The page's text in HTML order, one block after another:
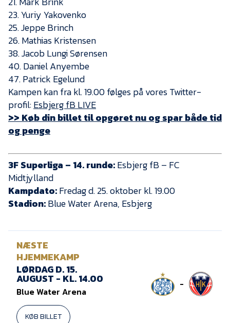
23. Yuriy Yakovenko
25. Jeppe Brinch
26. Mathias Kristensen
38. Jacob Lungi Sørensen
40. Daniel Anyembe
47. Patrick Egelund
Kampen kan fra kl. 19.00 følges på vores Twitter-
profil:Esbjerg fB LIVE
>> Køb din billet til opgøret nu og spar både tid
og penge
3F Superliga – 14. runde:Esbjerg fB – FC
Midtjylland
Kampdato:Fredag d. 25. oktober kl. 19.00
Stadion:Blue Water Arena, Esbjerg
NÆSTE
HJEMMEKAMP
LØRDAG D. 15.
AUGUST - KL. 14.00
Blue Water Arena
KØB BILLET
-